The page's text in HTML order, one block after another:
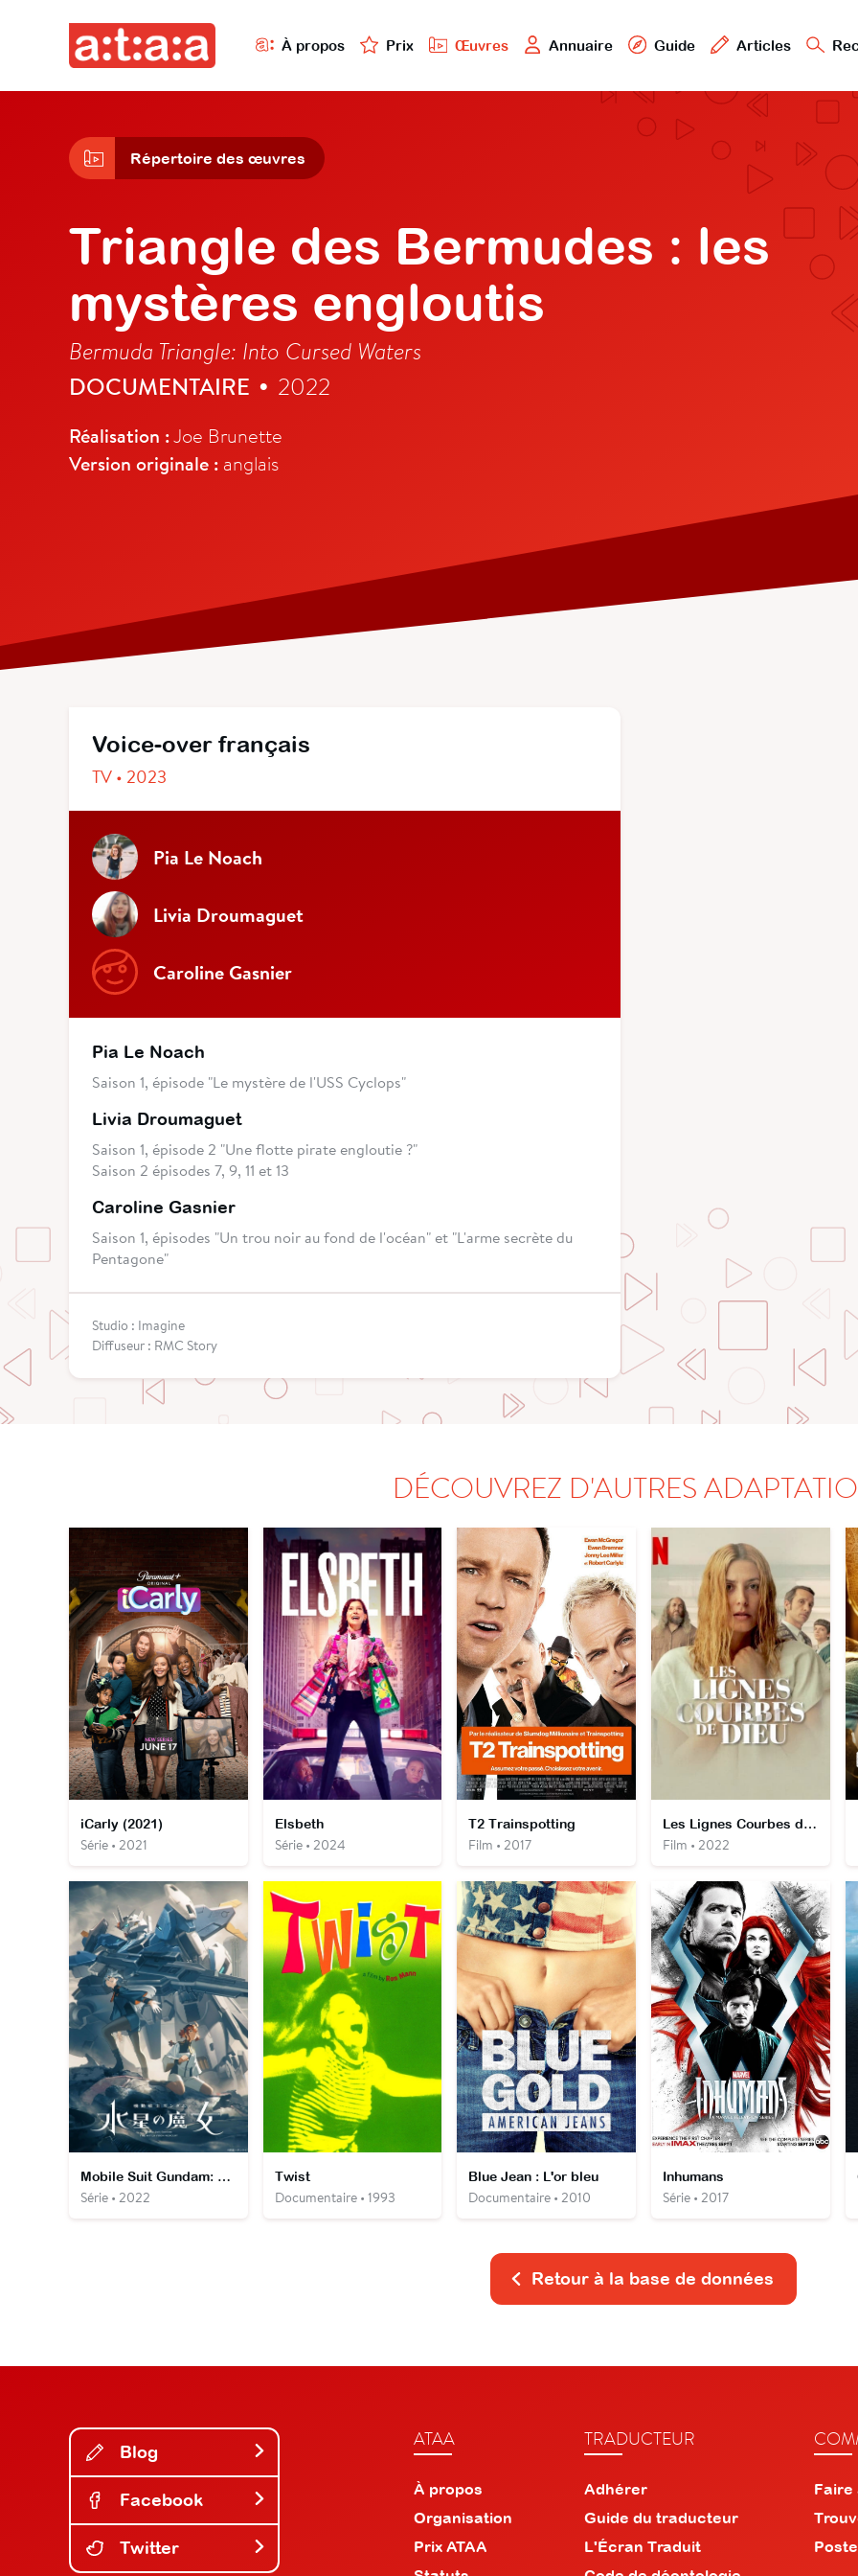
À propos Prix Œuvres Annuaire Guide Articles
Répertoire des œuvres
Triangle des Bermudes : les
mystères engloutis
Bermuda Triangle: Into Cursed Waters
DOCUMENTAIRE • 2022
Réalisation :Joe Brunette
Version originale : anglais
Voice-over français
TV • 2023
Pia Le Noach
Livia Droumaguet
Caroline Gasnier
Pia Le Noach
Saison 1, épisode "Le mystère de l'USS Cyclops"
Livia Droumaguet
Saison 1, épisode 2 "Une flotte pirate engloutie ?"
Saison 2 épisodes 7, 9, 11 et 13
Caroline Gasnier
Saison 1, épisodes "Un trou noir au fond de l'océan" et "L'arme secrète du
Pentagone"
Studio : Imagine
Diffuseur : RMC Story
DÉCOUVREZ D'AUTRES
iCarly (2021)
Série • 2021
Elsbeth
Série • 2024
T2 Trainspotting
Film • 2017
Les Lignes Courbes de Dieu
Film • 2022
Mobile Suit Gundam: The Witch from Mercury
Série • 2022
Twist
Documentaire • 1993
Blue Jean : L'or bleu
Documentaire • 2010
Inhumans
Série • 2017
Retour à la base de données
Blog
Facebook
Twitter
ATAA
À propos
Organisation
Prix ATAA
TRADUCTEUR
Adhérer
Guide du traducteur
L'Écran Traduit